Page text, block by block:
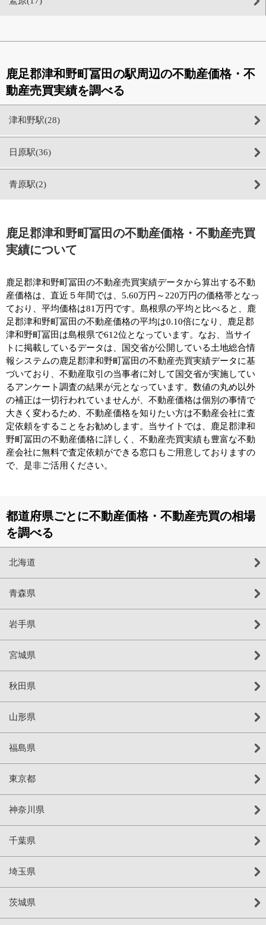
鹿足郡津和野町冨田の駅周辺の不動産価格・不
動産売買実績を調べる
津和野駅(28)
日原駅(36)
青原駅(2)
鹿足郡津和野町冨田の不動産価格・不動産売買
実績について
鹿足郡津和野町冨田の不動産売買実績データから算出する不動
産価格は、直近５年間では、5.60万円～220万円の価格帯となっ
ており、平均価格は81万円です。島根県の平均と比べると、鹿
足郡津和野町冨田の不動産価格の平均は0.10倍になり、鹿足郡
津和野町冨田は島根県で612位となっています。なお、当サイ
トに掲載しているデータは、国交省が公開している土地総合情
報システムの鹿足郡津和野町冨田の不動産売買実績データに基
づいており、不動産取引の当事者に対して国交省が実施してい
るアンケート調査の結果が元となっています。数値の丸め以外
の補正は一切行われていませんが、不動産価格は個別の事情で
大きく変わるため、不動産価格を知りたい方は不動産会社に査
定依頼をすることをお勧めします。当サイトでは、鹿足郡津和
野町冨田の不動産価格に詳しく、不動産売買実績も豊富な不動
産会社に無料で査定依頼ができる窓口もご用意しておりますの
で、是非ご活用ください。
都道府県ごとに不動産価格・不動産売買の相場
を調べる
北海道
青森県
岩手県
宮城県
秋田県
山形県
福島県
東京都
神奈川県
千葉県
埼玉県
茨城県